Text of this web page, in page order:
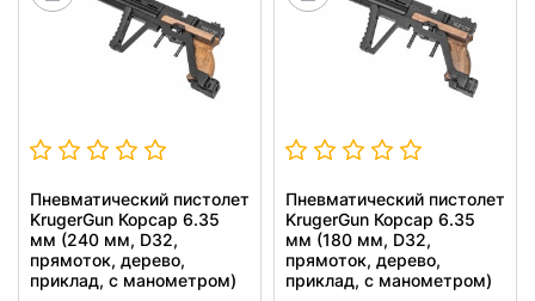
Пневматический пистолет
KrugerGun Корсар 6.35
мм (240 мм, D32,
прямоток, дерево,
приклад, с манометром)
Пневматический пистолет
KrugerGun Корсар 6.35
мм (180 мм, D32,
прямоток, дерево,
приклад, с манометром)